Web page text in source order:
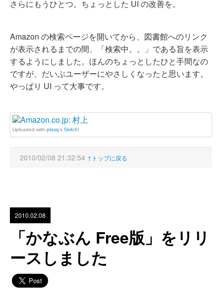
さらにもうひとつ。ちょっとした UI の改善を。
Amazon の検索ページを開いてから、図書館へのリンク
が表示されるまでの間、「検索中。。」である旨を表示
するようにしました。ほんのちょっとしたひと手間なの
ですが、だいぶユーザーにやさしくなったと思います。
やっぱり UI って大事です。
Uploaded with plasq's Skitch!
2010/02/08 21:32:54 ↑トップに戻る
2010.02.08
「かなぶん Free版」をリリ
ースしました